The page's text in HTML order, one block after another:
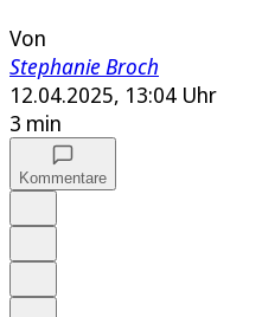
Von
Stephanie Broch
12.04.2025, 13:04 Uhr
3 min
Kommentare